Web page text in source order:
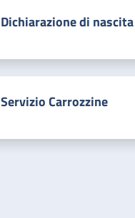
Dichiarazione di nascita
Servizio Carrozzine